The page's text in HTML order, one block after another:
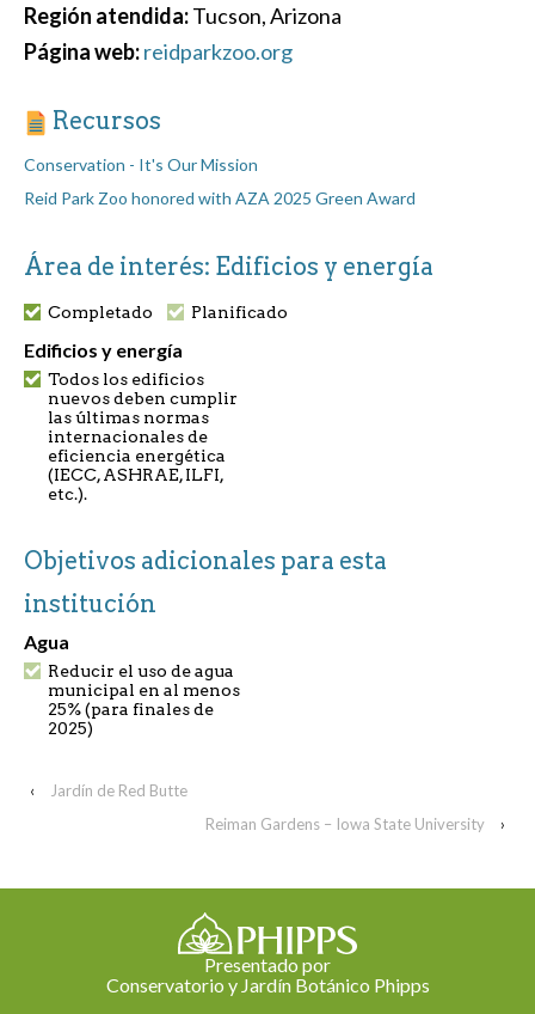
Región atendida:Tucson, Arizona
Página web:reidparkzoo.org
Recursos
Conservation - It's Our Mission
Reid Park Zoo honored with AZA 2025 Green Award
Área de interés: Edificios y energía
Completado Planificado
Edificios y energía
Todos los edificios
nuevos deben cumplir
las últimas normas
internacionales de
eficiencia energética
(IECC, ASHRAE, ILFI,
etc.).
Objetivos adicionales para esta
institución
Agua
Reducir el uso de agua
municipal en al menos
25% (para finales de
2025)
‹
Jardín de Red Butte
Reiman Gardens – Iowa State University
›
Presentado por
Conservatorio y Jardín Botánico Phipps